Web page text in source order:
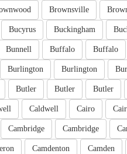
Brownsville
Buckingham
Bucyrus
Buffalo
Buffalo
Bunnell
Burlington
Burlington
Butler
Butler
Butler
Cairo
Caldwell
Cambridge
Cambridge
Camden
Camdenton